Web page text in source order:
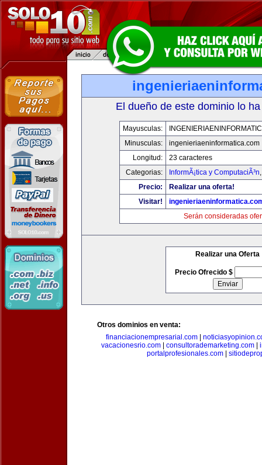
El dueño de este dominio lo
Mayusculas:
Minusculas:
ingenieriaeninformatica.com
Longitud:
23 caracteres
Categorias:
InformÃ¡tica y ComputaciÃ³n
Precio:
Realizar una oferta!
Visitar!
Serán consideradas
Realizar una Oferta
Precio Ofrecido $
Otros dominios en venta:
financiacionempresarial.com
vacacionesrio.com
consultorademarketing.com
portalprofesionales.com|